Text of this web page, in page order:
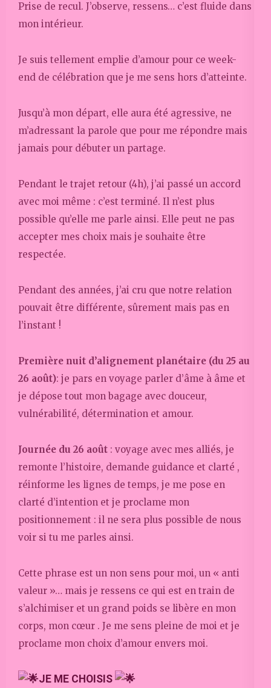
Prise de recul. J’observe, ressens… c’est fluide dans
mon intérieur.
Je suis tellement emplie d’amour pour ce week-
end de célébration que je me sens hors d’atteinte.
Jusqu’à mon départ, elle aura été agressive, ne
m’adressant la parole que pour me répondre mais
jamais pour débuter un partage.
Pendant le trajet retour (4h), j’ai passé un accord
avec moi même : c’est terminé. Il n’est plus
possible qu’elle me parle ainsi. Elle peut ne pas
accepter mes choix mais je souhaite être
respectée.
Pendant des années, j’ai cru que notre relation
pouvait être différente, sûrement mais pas en
l’instant !
Première nuit d’alignement planétaire (du 25 au
26 août): je pars en voyage parler d’âme à âme et
je dépose tout mon bagage avec douceur,
vulnérabilité, détermination et amour.
Journée du 26 août : voyage avec mes alliés, je
remonte l’histoire, demande guidance et clarté ,
réinforme les lignes de temps, je me pose en
clarté d’intention et je proclame mon
positionnement : il ne sera plus possible de nous
voir si tu me parles ainsi.
Cette phrase est un non sens pour moi, un « anti
valeur »… mais je ressens ce qui est en train de
s’alchimiser et un grand poids se libère en mon
corps, mon cœur . Je me sens pleine de moi et je
proclame mon choix d’amour envers moi.
JE ME CHOISIS